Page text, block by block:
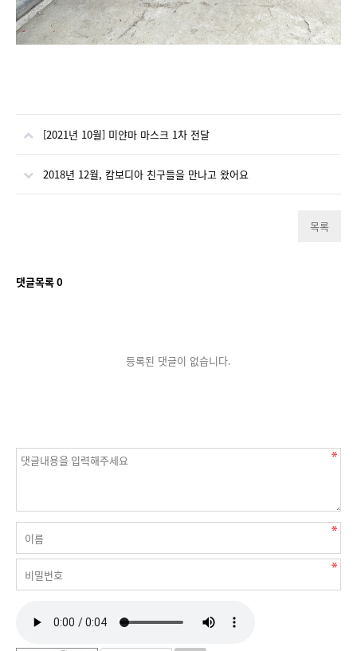
[2021년 10월] 미얀마 마스크 1차 전달
2018년 12월, 캄보디아 친구들을 만나고 왔어요
목록
댓글목록0
등록된 댓글이 없습니다.